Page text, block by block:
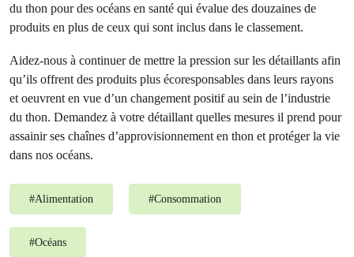
du thon pour des océans en santé qui évalue des douzaines de
produits en plus de ceux qui sont inclus dans le classement.
Aidez-nous à continuer de mettre la pression sur les détaillants afin
qu’ils offrent des produits plus écoresponsables dans leurs rayons
et oeuvrent en vue d’un changement positif au sein de l’industrie
du thon. Demandez à votre détaillant quelles mesures il prend pour
assainir ses chaînes d’approvisionnement en thon et protéger la vie
dans nos océans.
#Alimentation #Consommation
#Océans